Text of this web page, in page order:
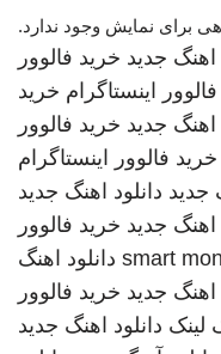
برای نمایش وجود ندارد.
اهنگ جدید خرید فالوور
اینستاگرام خرید
اهنگ جدید خرید فالوور
خرید فالوور اینستاگرام
جدید دانلود اهنگ جدید
اهنگ جدید خرید فالوور
smart دانلود اهنگ
اهنگ جدید خرید فالوور
لینک دانلود اهنگ جدید